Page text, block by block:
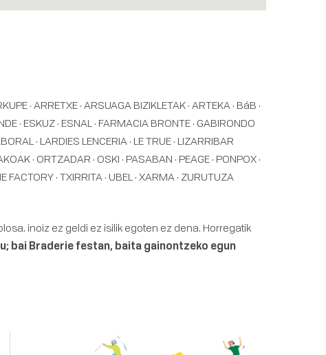
· ARRETXE · ARSUAGA BIZIKLETAK · ARTEKA · BáB ·
· ESKUZ · ESNAL · FARMACIA BRONTE · GABIRONDO
· LARDIES LENCERIA · LE TRUE · LIZARRIBAR
· ORTZADAR · OSKI · PASABAN · PEAGE · PONPOX ·
FACTORY · TXIRRITA · UBEL · XARMA · ZURUTUZA
inoiz ez geldi ez isilik egoten ez dena. Horregatik
bai Braderie festan, baita gainontzeko egun